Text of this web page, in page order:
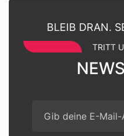
BLEIB DRAN.
TRITT